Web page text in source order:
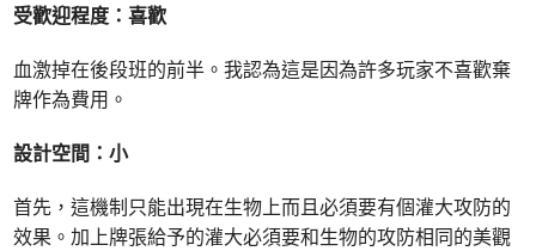
受歡迎程度：喜歡
血激掉在後段班的前半。我認為這是因為許多玩家不喜歡棄
牌作為費用。
設計空間：小
首先，這機制只能出現在生物上而且必須要有個灌大攻防的
效果。加上牌張給予的灌大必須要和生物的攻防相同的美觀